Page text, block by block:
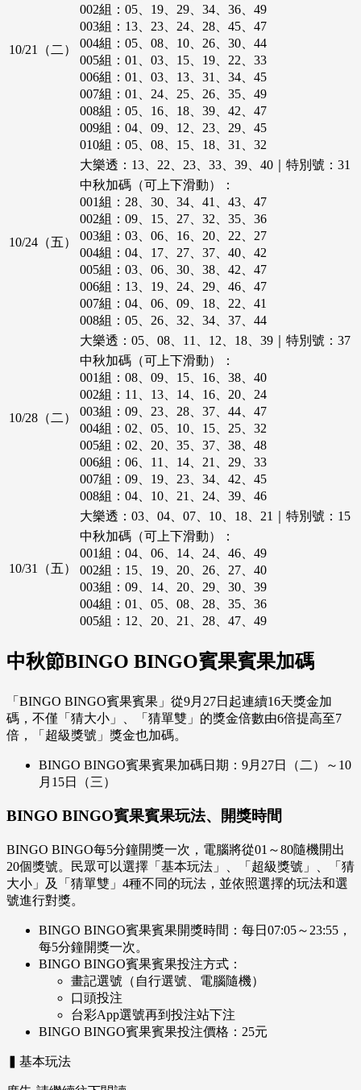
10/21（二）
002組：05、19、29、34、36、49
003組：13、23、24、28、45、47
004組：05、08、10、26、30、44
005組：01、03、15、19、22、33
006組：01、03、13、31、34、45
007組：01、24、25、26、35、49
008組：05、16、18、39、42、47
009組：04、09、12、23、29、45
010組：05、08、15、18、31、32
10/24（五）
大樂透：13、22、23、33、39、40｜特別號：31
中秋加碼（可上下滑動）：
001組：28、30、34、41、43、47
002組：09、15、27、32、35、36
003組：03、06、16、20、22、27
004組：04、17、27、37、40、42
005組：03、06、30、38、42、47
006組：13、19、24、29、46、47
007組：04、06、09、18、22、41
008組：05、26、32、34、37、44
10/28（二）
大樂透：05、08、11、12、18、39｜特別號：37
中秋加碼（可上下滑動）：
001組：08、09、15、16、38、40
002組：11、13、14、16、20、24
003組：09、23、28、37、44、47
004組：02、05、10、15、25、32
005組：02、20、35、37、38、48
006組：06、11、14、21、29、33
007組：09、19、23、34、42、45
008組：04、10、21、24、39、46
10/31（五）
大樂透：03、04、07、10、18、21｜特別號：15
中秋加碼（可上下滑動）：
001組：04、06、14、24、46、49
002組：15、19、20、26、27、40
003組：09、14、20、29、30、39
004組：01、05、08、28、35、36
005組：12、20、21、28、47、49
中秋節BINGO BINGO賓果賓果加碼
「BINGO BINGO賓果賓果」從9月27日起連續16天獎金加
碼，不僅「猜大小」、「猜單雙」的獎金倍數由6倍提高至7
倍，「超級獎號」獎金也加碼。
BINGO BINGO賓果賓果加碼日期：9月27日（二）～10
月15日（三）
BINGO BINGO賓果賓果玩法、開獎時間
BINGO BINGO每5分鐘開獎一次，電腦將從01～80隨機開出
20個獎號。民眾可以選擇「基本玩法」、「超級獎號」、「猜
大小」及「猜單雙」4種不同的玩法，並依照選擇的玩法和選
號進行對獎。
BINGO BINGO賓果賓果開獎時間：每日07:05～23:55，
每5分鐘開獎一次。
BINGO BINGO賓果賓果投注方式：
畫記選號（自行選號、電腦隨機）
口頭投注
台彩App選號再到投注站下注
BINGO BINGO賓果賓果投注價格：25元
▍基本玩法